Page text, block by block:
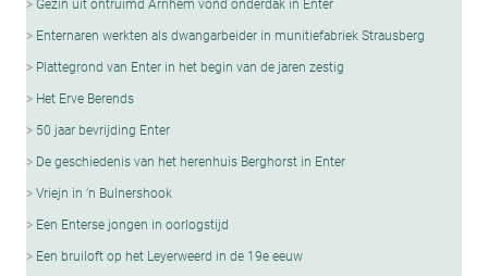
Gezin uit ontruimd Arnhem vond onderdak in Enter
Enternaren werkten als dwangarbeider in munitiefabriek Strausberg
Plattegrond van Enter in het begin van de jaren zestig
Het Erve Berends
50 jaar bevrijding Enter
De geschiedenis van het herenhuis Berghorst in Enter
Vriejn in ’n Bulnershook
Een Enterse jongen in oorlogstijd
Een bruiloft op het Leyerweerd in de 19e eeuw